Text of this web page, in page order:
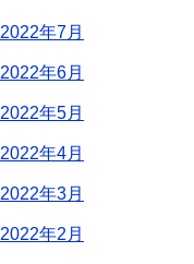
2022年7月
2022年6月
2022年5月
2022年4月
2022年3月
2022年2月